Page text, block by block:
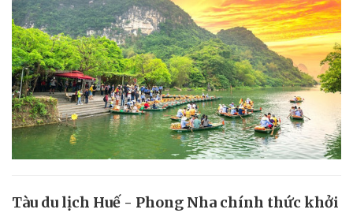
Tàu du lịch Huế - Phong Nha chính thức khởi